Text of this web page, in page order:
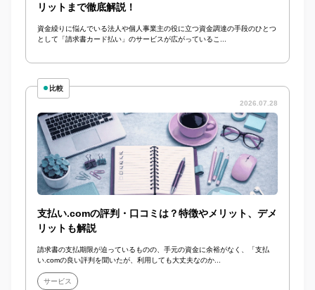
リットまで徹底解説！
資金繰りに悩んでいる法人や個人事業主の役に立つ資金調達の手段のひとつ
として「請求書カード払い」のサービスが広がっているこ...
比較
2026.07.28
支払い.comの評判・口コミは？特徴やメリット、デメ
リットも解説
請求書の支払期限が迫っているものの、手元の資金に余裕がなく、「支払
い.comの良い評判を聞いたが、利用しても大丈夫なのか...
サービス